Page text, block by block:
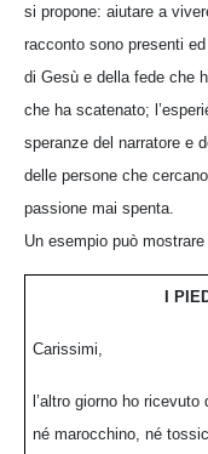
si propone: aiutare a
racconto sono presenti
di Gesù e della fede che
che ha scatenato;
speranze del narratore e
delle persone che
passione mai spenta.
Un esempio può
I
Carissimi,
l’altro giorno ho
né marocchino, né